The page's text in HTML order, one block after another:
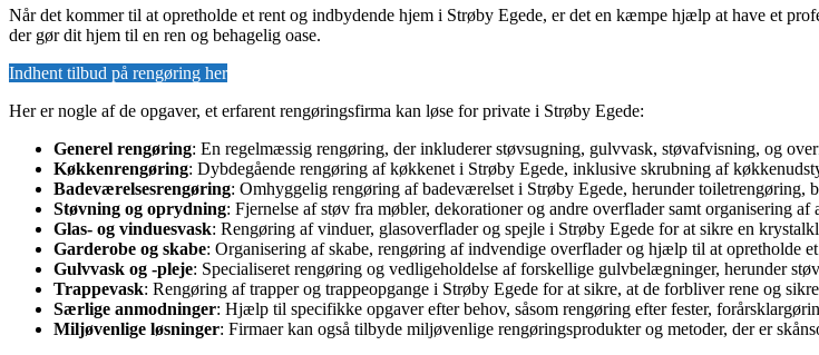
Når det kommer til at opretholde et rent og indbydende hjem i Strøby Egede, er det en kæmpe hjælp at have et
der gør dit hjem til en ren og behagelig oase.
Indhent tilbud på rengøring her
Her er nogle af de opgaver, et erfarent rengøringsfirma kan løse for private i Strøby Egede:
Generel rengøring: En regelmæssig rengøring, der inkluderer støvsugning, gulvvask, støvafvisning, og
Køkkenrengøring: Dybdegående rengøring af køkkenet i Strøby Egede, inklusive skrubning af
Badeværelsesrengøring: Omhyggelig rengøring af badeværelset i Strøby Egede, herunder
Støvning og oprydning: Fjernelse af støv fra møbler, dekorationer og andre overflader samt organisering
Glas- og vinduesvask: Rengøring af vinduer, glasoverflader og spejle i Strøby Egede for at sikre en
Garderobe og skabe: Organisering af skabe, rengøring af indvendige overflader og hjælp til at opretholde
Gulvvask og -pleje: Specialiseret rengøring og vedligeholdelse af forskellige gulvbelægninger, herunder
Trappevask: Rengøring af trapper og trappeopgange i Strøby Egede for at sikre, at de forbliver rene og
Særlige anmodninger: Hjælp til specifikke opgaver efter behov, såsom rengøring efter fester,
Miljøvenlige løsninger: Firmaer kan også tilbyde miljøvenlige rengøringsprodukter og metoder, der er